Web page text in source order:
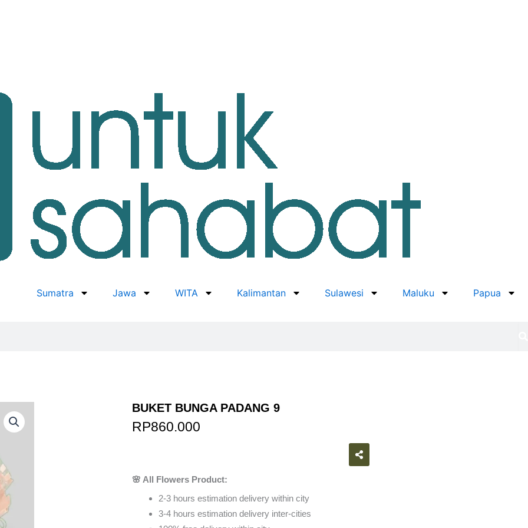
Sumatra Jawa WITA Kalimantan Sulawesi Maluku Papua
BUKET BUNGA PADANG 9
RP860.000
🌸 All Flowers Product:
2-3 hours estimation delivery within city
3-4 hours estimation delivery inter-cities